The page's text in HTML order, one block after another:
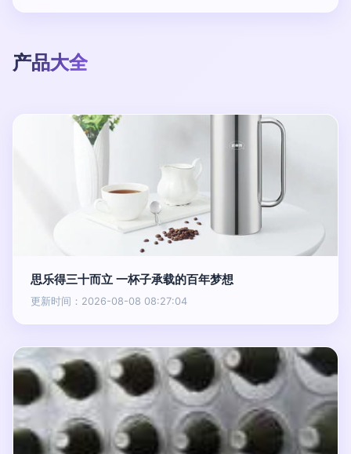
产品大全
思乐得三十而立 一杯子承载的百年梦想
更新时间：2026-08-08 08:27:04